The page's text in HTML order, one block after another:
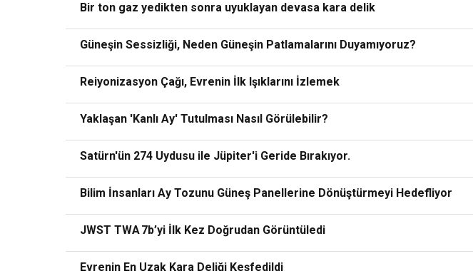
Bir ton gaz yedikten sonra uyuklayan devasa kara delik
Güneşin Sessizliği, Neden Güneşin Patlamalarını Duyamıyoruz?
Reiyonizasyon Çağı, Evrenin İlk Işıklarını İzlemek
Yaklaşan 'Kanlı Ay' Tutulması Nasıl Görülebilir?
Satürn'ün 274 Uydusu ile Jüpiter'i Geride Bırakıyor.
Bilim İnsanları Ay Tozunu Güneş Panellerine Dönüştürmeyi Hedefliyor
JWST TWA 7b’yi İlk Kez Doğrudan Görüntüledi
Evrenin En Uzak Kara Deliği Keşfedildi